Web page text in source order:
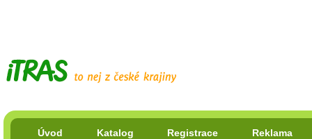
Úvod Katalog Registrace Reklama